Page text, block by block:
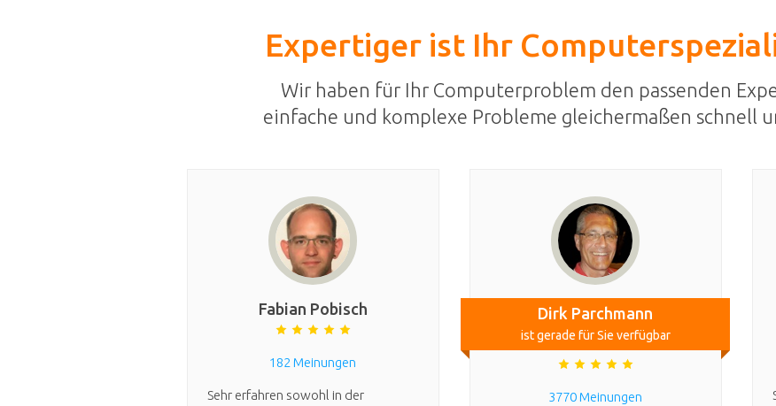
Expertiger ist Ihr
Wir haben für Ihr Computerproblem den passenden
einfache und komplexe Probleme gleichermaßen schnell
Fabian Pobisch
182 Meinungen
Sehr erfahren sowohl in der
Dirk Parchmann
ist gerade für Sie verfügbar
3770 Meinungen